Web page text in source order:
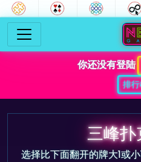
你还没有登陆
排
三峰扑
选择比下面翻开的牌大1或